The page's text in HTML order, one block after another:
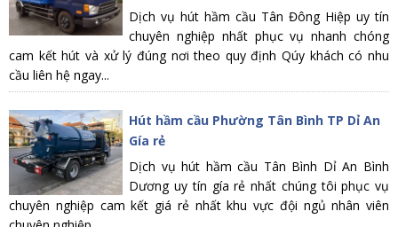
Dịch vụ hút hầm cầu Tân Đông Hiệp uy tín
chuyên nghiệp nhất phục vụ nhanh chóng
cam kết hút và xử lý đúng nơi theo quy định Qúy khách có nhu
cầu liên hệ ngay...
Hút hầm cầu Phường Tân Bình TP Dỉ An
Gía rẻ
Dịch vụ hút hầm cầu Tân Bình Dỉ An Bình
Dương uy tín gía rẻ nhất chúng tôi phục vụ
chuyên nghiệp cam kết giá rẻ nhất khu vực đội ngủ nhân viên